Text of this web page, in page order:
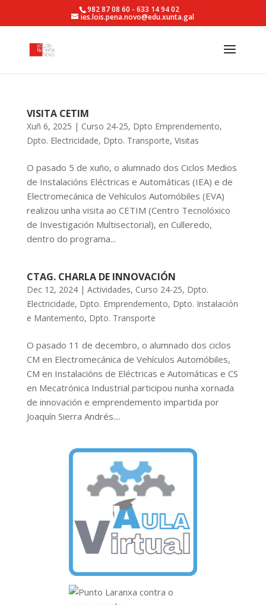
982 87 08 60 - 633 14 94 02
ies.lois.pena.novo@edu.xunta.gal
VISITA CETIM
Xuñ 6, 2025 | Curso 24-25, Dpto Emprendemento,
Dpto. Electricidade, Dpto. Transporte, Visitas
O pasado 5 de xuño, o alumnado dos Ciclos Medios
de Instalacións Eléctricas e Automáticas (IEA) e de
Electromecánica de Vehículos Automóbiles (EVA)
realizou unha visita ao CETIM (Centro Tecnolóxico
de Investigación Multisectorial), en Culleredo,
dentro do programa...
CTAG. CHARLA DE INNOVACIÓN
Dec 12, 2024| Actividades, Curso 24-25, Dpto.
Electricidade, Dpto. Emprendemento, Dpto. Instalación
e Mantemento, Dpto. Transporte
O pasado 11 de decembro, o alumnado dos ciclos
CM en Electromecánica de Vehículos Automóbiles,
CM en Instalacións de Eléctricas e Automáticas e CS
en Mecatrónica Industrial participou nunha xornada
de innovación e emprendemento impartida por
Joaquín Sierra Andrés....